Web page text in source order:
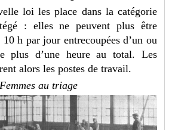
loi les place dans la catégorie
: elles ne peuvent plus être
h par jour entrecoupées d’un ou
plus d’une heure au total. Les
alors les postes de travail.
Femmes au triage